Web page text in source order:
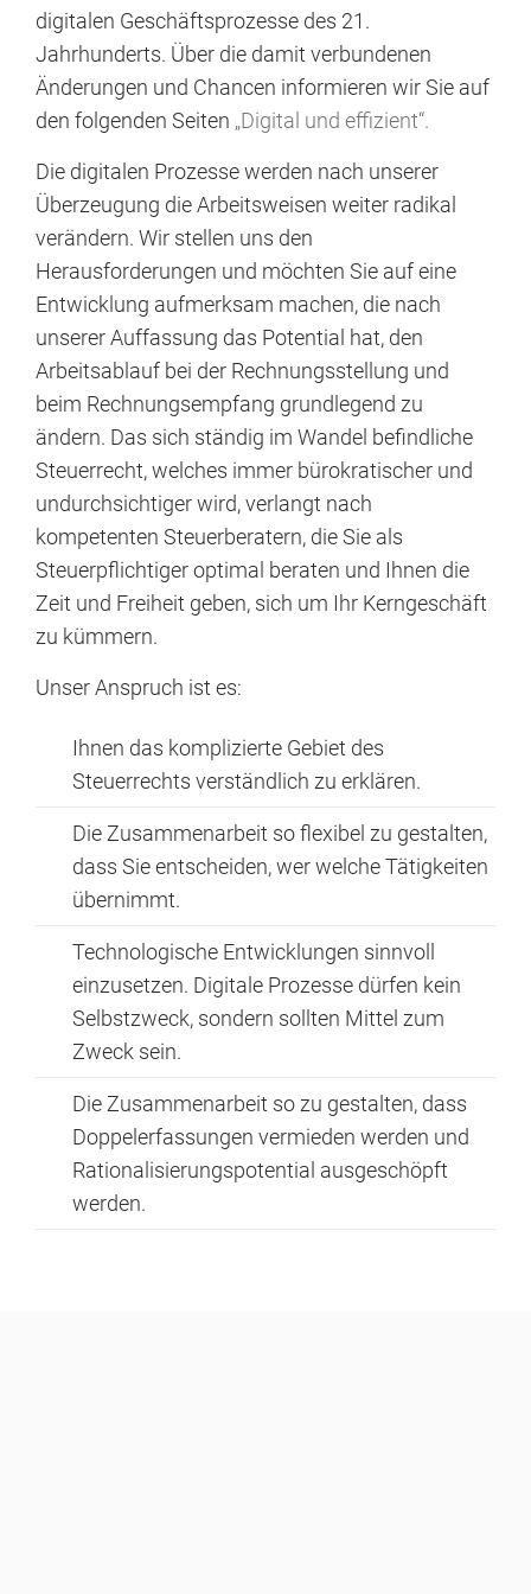
digitalen Geschäftsprozesse des 21.
Jahrhunderts. Über die damit verbundenen
Änderungen und Chancen informieren wir Sie auf
den folgenden Seiten „Digital und effizient“.
Die digitalen Prozesse werden nach unserer
Überzeugung die Arbeitsweisen weiter radikal
verändern. Wir stellen uns den
Herausforderungen und möchten Sie auf eine
Entwicklung aufmerksam machen, die nach
unserer Auffassung das Potential hat, den
Arbeitsablauf bei der Rechnungsstellung und
beim Rechnungsempfang grundlegend zu
ändern. Das sich ständig im Wandel befindliche
Steuerrecht, welches immer bürokratischer und
undurchsichtiger wird, verlangt nach
kompetenten Steuerberatern, die Sie als
Steuerpflichtiger optimal beraten und Ihnen die
Zeit und Freiheit geben, sich um Ihr Kerngeschäft
zu kümmern.
Unser Anspruch ist es:
Ihnen das komplizierte Gebiet des
Steuerrechts verständlich zu erklären.
Die Zusammenarbeit so flexibel zu gestalten,
dass Sie entscheiden, wer welche Tätigkeiten
übernimmt.
Technologische Entwicklungen sinnvoll
einzusetzen. Digitale Prozesse dürfen kein
Selbstzweck, sondern sollten Mittel zum
Zweck sein.
Die Zusammenarbeit so zu gestalten, dass
Doppelerfassungen vermieden werden und
Rationalisierungspotential ausgeschöpft
werden.